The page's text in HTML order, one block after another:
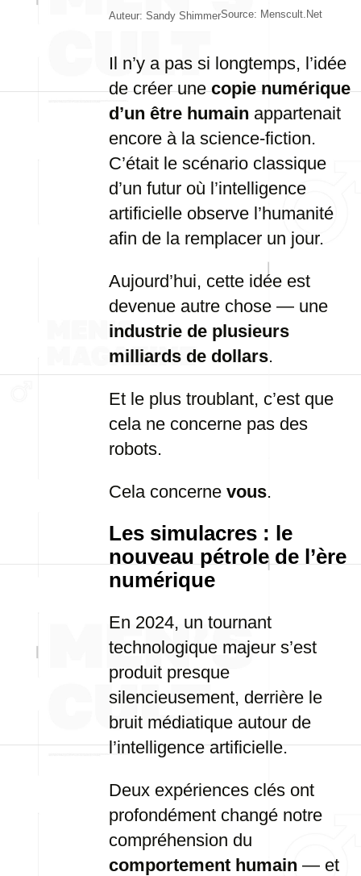
Auteur: Sandy ShimmerSource: Menscult.net
Il n’y a pas si longtemps, l’idée
de créer unecopie numérique
d’un être humain appartenait
encore à la science-fiction.
C’était le scénario classique
d’un futur où l’intelligence
artificielle observe l’humanité
afin de la remplacer un jour.
Aujourd’hui, cette idée est
devenue autre chose — une
industrie de plusieurs
milliards de dollars.
Et le plus troublant, c’est que
cela ne concerne pas des
robots.
Cela concerne vous.
Les simulacres : le
nouveau pétrole de l’ère
numérique
En 2024, un tournant
technologique majeur s’est
produit presque
silencieusement, derrière le
bruit médiatique autour de
l’intelligence artificielle.
Deux expériences clés ont
profondément changé notre
compréhension du
comportement humain — et